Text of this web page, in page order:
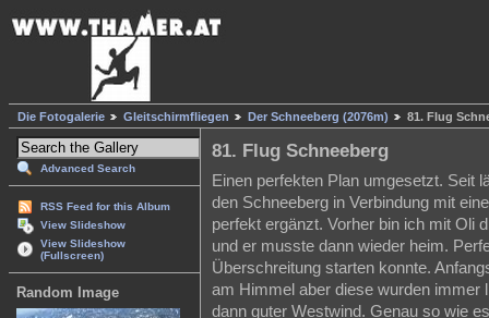
Die Fotogalerie Gleitschirmfliegen Der Schneeberg (2076m) 81. Flug
Advanced Search
RSS Feed for this Album
View Slideshow
View Slideshow
(Fullscreen)
Random Image
81. Flug Schneeberg
Einen perfekten Plan umgesetzt. Seit
den Schneeberg in Verbindung mit
perfekt ergänzt. Vorher bin ich mit Oli
und er musste dann wieder heim.
Überschreitung starten konnte.
am Himmel aber diese wurden immer
dann guter Westwind. Genau so wie